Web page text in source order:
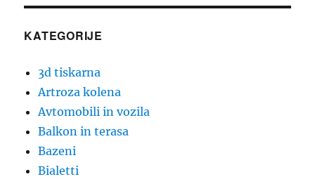
KATEGORIJE
3d tiskarna
Artroza kolena
Avtomobili in vozila
Balkon in terasa
Bazeni
Bialetti